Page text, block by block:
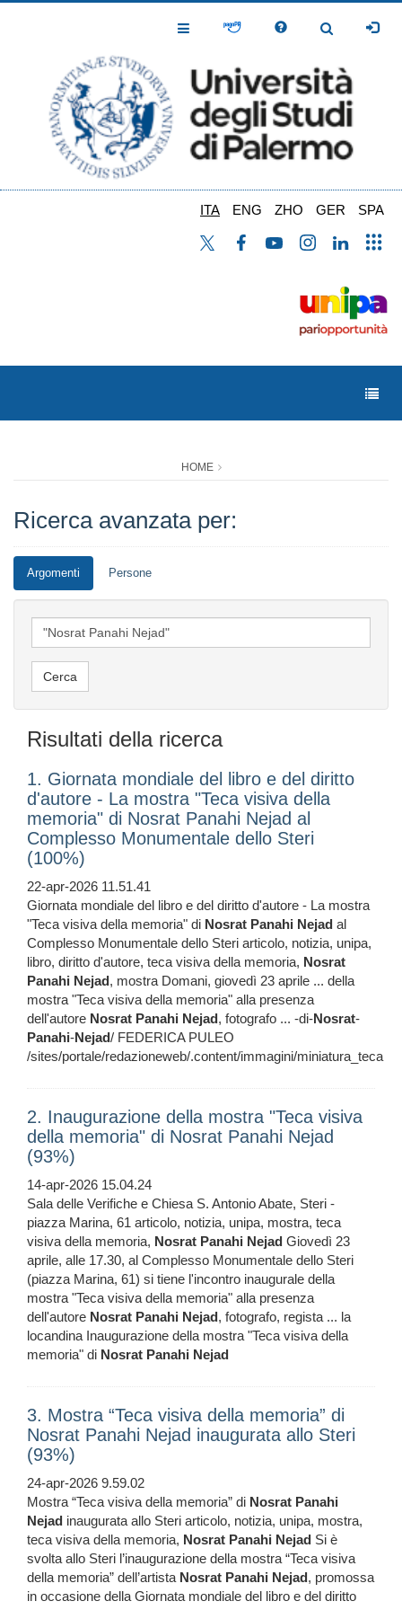
Toggle
Toggle
ITA ENG ZHO GER SPA
HOME
Ricerca avanzata per:
Argomenti Persone
Risultati della ricerca
1. Giornata mondiale del libro e del diritto
d'autore - La mostra "Teca visiva della
memoria" di Nosrat Panahi Nejad al
Complesso Monumentale dello Steri
(100%)
22-apr-2026 11.51.41
Giornata mondiale del libro e del diritto d'autore - La mostra
"Teca visiva della memoria" di Nosrat Panahi Nejad al
Complesso Monumentale dello Steri articolo, notizia, unipa,
libro, diritto d'autore, teca visiva della memoria, Nosrat
Panahi Nejad, mostra Domani, giovedì 23 aprile ... della
mostra "Teca visiva della memoria" alla presenza
dell'autore Nosrat Panahi Nejad, fotografo ... -di-Nosrat-
Panahi-Nejad/ FEDERICA PULEO
/sites/portale/redazioneweb/.content/immagini/miniatura_teca
2. Inaugurazione della mostra "Teca visiva
della memoria" di Nosrat Panahi Nejad
(93%)
14-apr-2026 15.04.24
Sala delle Verifiche e Chiesa S. Antonio Abate, Steri -
piazza Marina, 61 articolo, notizia, unipa, mostra, teca
visiva della memoria, Nosrat Panahi Nejad Giovedì 23
aprile, alle 17.30, al Complesso Monumentale dello Steri
(piazza Marina, 61) si tiene l'incontro inaugurale della
mostra "Teca visiva della memoria" alla presenza
dell'autore Nosrat Panahi Nejad, fotografo, regista ... la
locandina Inaugurazione della mostra "Teca visiva della
memoria" di Nosrat Panahi Nejad
3. Mostra “Teca visiva della memoria” di
Nosrat Panahi Nejad inaugurata allo Steri
(93%)
24-apr-2026 9.59.02
Mostra “Teca visiva della memoria” di Nosrat Panahi
Nejad inaugurata allo Steri articolo, notizia, unipa, mostra,
teca visiva della memoria, Nosrat Panahi Nejad Si è
svolta allo Steri l’inaugurazione della mostra “Teca visiva
della memoria” dell’artista Nosrat Panahi Nejad, promossa
in occasione della Giornata mondiale del libro e del diritto